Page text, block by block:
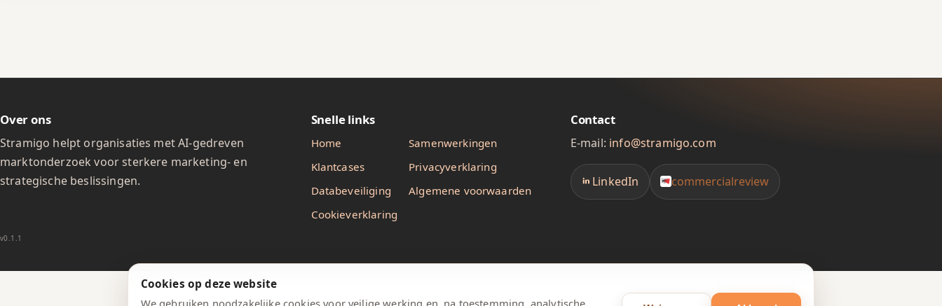
3
4
5
6
8
Cookies op deze website
Over ons
Stramigo helpt organisaties met AI-gedreven
marktonderzoek voor sterkere marketing- en
strategische beslissingen.
Snelle links
Home
Samenwerkingen
Klantcases
Privacyverklaring
Databeveiliging
Algemene voorwaarden
Cookieverklaring
Contact
E-mail: info@stramigo.com
LinkedIn commercialreview
v0.1.1